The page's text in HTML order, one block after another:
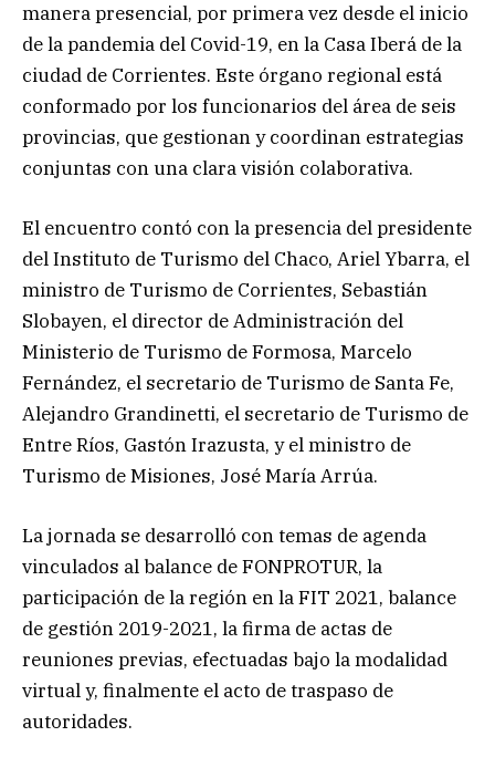
manera presencial, por primera vez desde el inicio
de la pandemia del Covid-19, en la Casa Iberá de la
ciudad de Corrientes. Este órgano regional está
conformado por los funcionarios del área de seis
provincias, que gestionan y coordinan estrategias
conjuntas con una clara visión colaborativa.
El encuentro contó con la presencia del presidente
del Instituto de Turismo del Chaco, Ariel Ybarra, el
ministro de Turismo de Corrientes, Sebastián
Slobayen, el director de Administración del
Ministerio de Turismo de Formosa, Marcelo
Fernández, el secretario de Turismo de Santa Fe,
Alejandro Grandinetti, el secretario de Turismo de
Entre Ríos, Gastón Irazusta, y el ministro de
Turismo de Misiones, José María Arrúa.
La jornada se desarrolló con temas de agenda
vinculados al balance de FONPROTUR, la
participación de la región en la FIT 2021, balance
de gestión 2019-2021, la firma de actas de
reuniones previas, efectuadas bajo la modalidad
virtual y, finalmente el acto de traspaso de
autoridades.